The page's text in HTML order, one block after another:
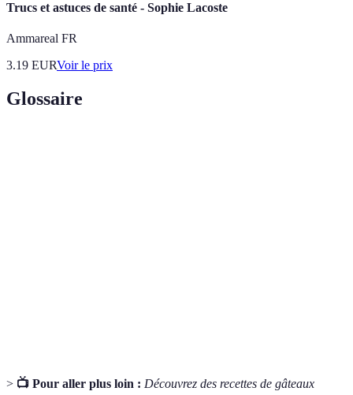
Trucs et astuces de santé - Sophie Lacoste
Ammareal FR
3.19 EURVoir le prix
Glossaire
> 📺 Pour aller plus loin : Découvrez des recettes de gâteaux